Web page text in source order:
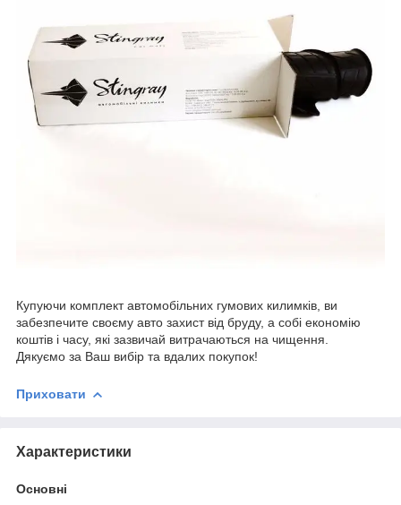
Купуючи комплект автомобільних гумових килимків, ви
забезпечите своєму авто захист від бруду, а собі економію
коштів і часу, які зазвичай витрачаються на чищення.
Дякуємо за Ваш вибір та вдалих покупок!
Приховати
Характеристики
Основні